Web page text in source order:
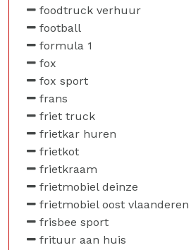
foodtruck verhuur
football
formula 1
fox
fox sport
frans
friet truck
frietkar huren
frietkot
frietkraam
frietmobiel deinze
frietmobiel oost vlaanderen
frisbee sport
frituur aan huis